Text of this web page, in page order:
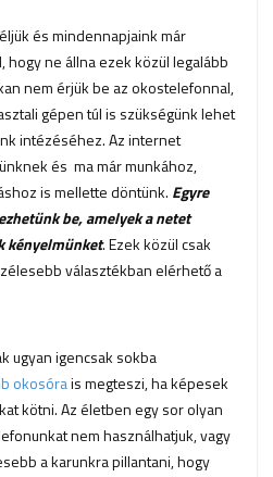
és mindennapjaink már
ne állna ezek közül legalább
nem érjük be az okostelefonnal,
gépen túl is szükségünk lehet
intézéséhez. Az internet
és ma már munkához,
is mellette döntünk. Egyre
be, amelyek a netet
kényelmünket. Ezek közül csak
választékban elérhető a
ugyan igencsak sokba
okosórais megteszi, ha képesek
kötni. Az életben egy sor olyan
nem használhatjuk, vagy
a karunkra pillantani, hogy